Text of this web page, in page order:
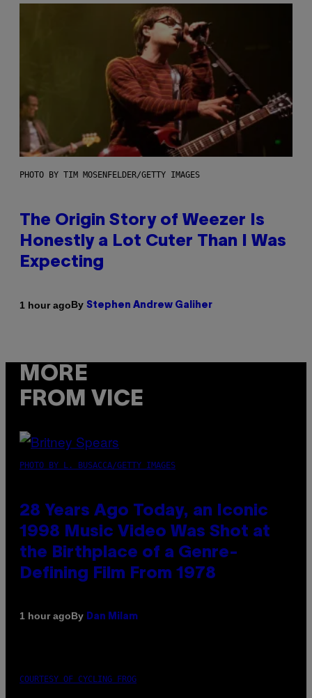
PHOTO BY TIM MOSENFELDER/GETTY IMAGES
The Origin Story of Weezer Is
Honestly a Lot Cuter Than I Was
Expecting
1 hour agoBy Stephen Andrew Galiher
MORE
FROM VICE
PHOTO BY L. BUSACCA/GETTY IMAGES
28 Years Ago Today, an Iconic
1998 Music Video Was Shot at
the Birthplace of a Genre-
Defining Film From 1978
1 hour agoBy Dan Milam
COURTESY OF CYCLING FROG